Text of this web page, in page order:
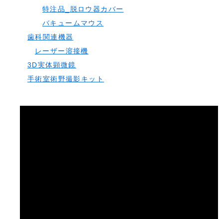
特注品_脱ロウ器カバー
バキュームマウス
歯科関連機器
レーザー溶接機
3D実体顕微鏡
手術室術野撮影キット